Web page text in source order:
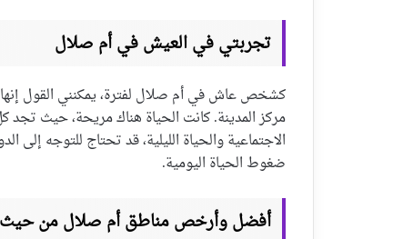
تجربتي في العيش في أم صلال
كشخص عاش في أم صلال لفترة، يمكنني القول إنها
مركز المدينة. كانت الحياة هناك مريحة، حيث
الاجتماعية والحياة الليلية، قد تحتاج للتوجه إلى
ضغوط الحياة اليومية.
أفضل وأرخص مناطق أم صلال من حيث